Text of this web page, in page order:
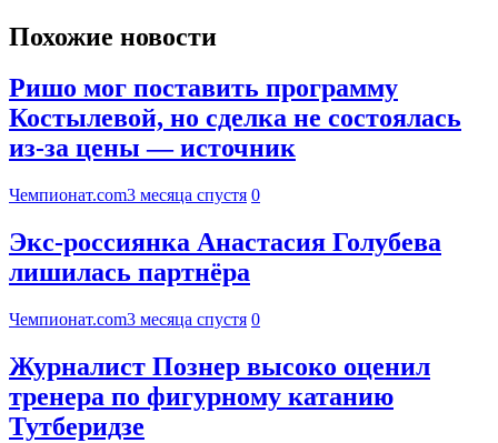
Похожие новости
Ришо мог поставить программу
Костылевой, но сделка не состоялась
из-за цены — источник
Чемпионат.com3 месяца спустя 0
Экc-россиянка Анастасия Голубева
лишилась партнёра
Чемпионат.com3 месяца спустя 0
Журналист Познер высоко оценил
тренера по фигурному катанию
Тутберидзе